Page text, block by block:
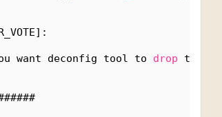
want deconfig tool to drop the